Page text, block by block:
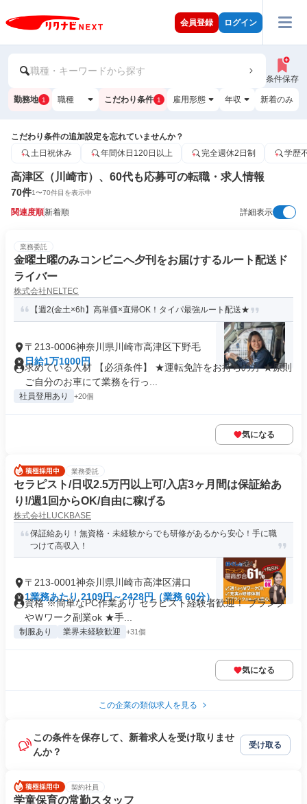
会員登録 ログイン
職種・キーワードから探す
条件保存
勤務地 1 職種 こだわり条件 1 雇用形態 年収 新着のみ
こだわり条件の追加設定を忘れていませんか？
土日祝休み
年間休日120日以上 完全週休2日制 学歴
高津区（川崎市）、60代も応募可の転職・求人情報
70件1〜70件目を表示中
関連度順新着順 詳細表示
業務委託
金曜土曜のみコンビニへ夕刊をお届けするルート配送ド
ライバー
株式会社NELTEC
【週2(金土×6h】高単価×直帰OK！タイパ最強ルート配送★
〒213-0006神奈川県川崎市高津区下野毛
日給1万1000円
求めている人材 【必須条件】 ★運転免許をお持ちの方 ★原則
ご自分のお車にて業務を行っ...
社員登用あり +20個
気になる
業務委託
セラピスト/日収2.5万円以上可/入店3ヶ月間は保証給あ
り!/週1回からOK/自由に稼げる
株式会社LUCKBASE
保証給あり！無資格・未経験からでも研修があるから安心！手に職
つけて高収入！
〒213-0001神奈川県川崎市高津区溝口
1業務あたり 2109円～2428円（業務 60分）
資格 ※簡単なPC作業あり セラピスト経験者歓迎！ ブランク
やＷワーク副業ok ★手...
制服あり 業界未経験歓迎 +31個
気になる
この企業の類似求人を見る
この条件を保存して、新着求人を受け取りませ
んか？
受け取る
契約社員
学童保育の常勤スタッフ